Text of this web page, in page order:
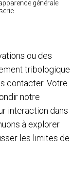
générale
ou des
tribologique
contacter. Votre
notre
interaction dans
à explorer
les limites de